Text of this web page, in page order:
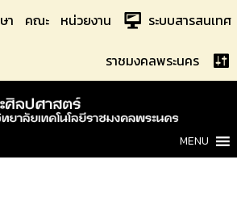
า คณะ หน่วยงาน ระบบสารสนเทศ
ราชมงคลพระนคร
MENU